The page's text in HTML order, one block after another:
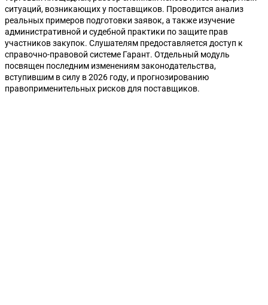
ситуаций, возникающих у поставщиков. Проводится анализ
реальных примеров подготовки заявок, а также изучение
административной и судебной практики по защите прав
участников закупок. Слушателям предоставляется доступ к
справочно-правовой системе Гарант. Отдельный модуль
посвящен последним изменениям законодательства,
вступившим в силу в 2026 году, и прогнозированию
правоприменительных рисков для поставщиков.